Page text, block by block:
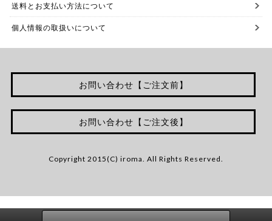
送料とお支払い方法について
個人情報の取扱いについて
お問い合わせ【ご注文前】
お問い合わせ【ご注文後】
Copyright 2015(C) iroma. All Rights Reserved.